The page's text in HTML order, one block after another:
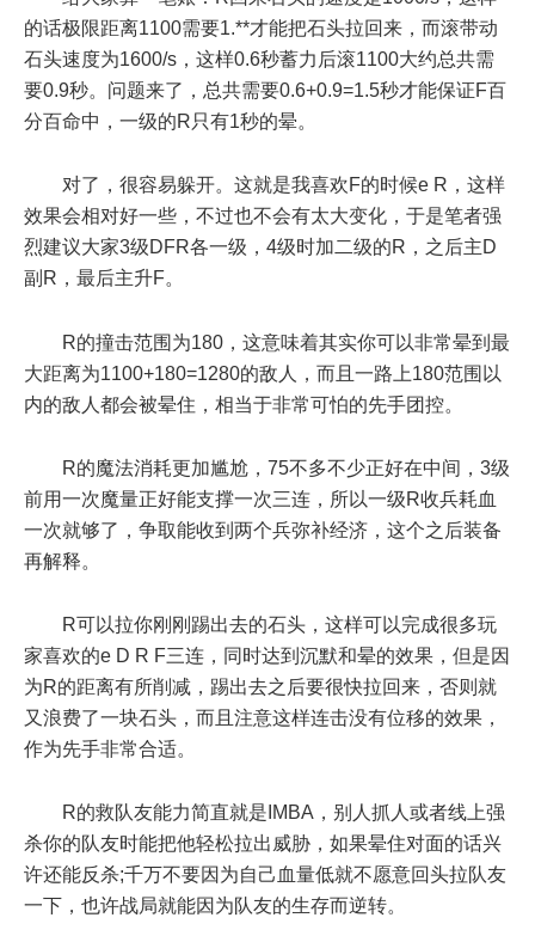
的话极限距离1100需要1.**才能把石头拉回来，而滚带动
石头速度为1600/s，这样0.6秒蓄力后滚1100大约总共需
要0.9秒。问题来了，总共需要0.6+0.9=1.5秒才能保证F百
分百命中，一级的R只有1秒的晕。
对了，很容易躲开。这就是我喜欢F的时候e R，这样
效果会相对好一些，不过也不会有太大变化，于是笔者强
烈建议大家3级DFR各一级，4级时加二级的R，之后主D
副R，最后主升F。
R的撞击范围为180，这意味着其实你可以非常晕到最
大距离为1100+180=1280的敌人，而且一路上180范围以
内的敌人都会被晕住，相当于非常可怕的先手团控。
R的魔法消耗更加尴尬，75不多不少正好在中间，3级
前用一次魔量正好能支撑一次三连，所以一级R收兵耗血
一次就够了，争取能收到两个兵弥补经济，这个之后装备
再解释。
R可以拉你刚刚踢出去的石头，这样可以完成很多玩
家喜欢的e D R F三连，同时达到沉默和晕的效果，但是因
为R的距离有所削减，踢出去之后要很快拉回来，否则就
又浪费了一块石头，而且注意这样连击没有位移的效果，
作为先手非常合适。
R的救队友能力简直就是IMBA，别人抓人或者线上强
杀你的队友时能把他轻松拉出威胁，如果晕住对面的话兴
许还能反杀;千万不要因为自己血量低就不愿意回头拉队友
一下，也许战局就能因为队友的生存而逆转。